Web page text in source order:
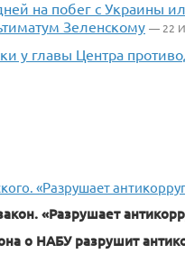
на побег с Украины
Зеленскому — 22
у главы Центра
«Разрушает
«Разрушает
о НАБУ разрушит